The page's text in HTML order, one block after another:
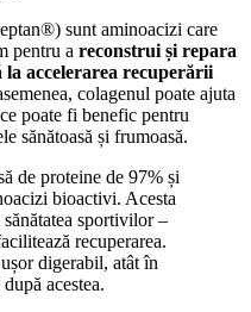
sunt aminoacizi care
pentru a reconstrui și repara
la accelerarea recuperării
colagenul poate ajuta
poate fi benefic pentru
sănătoasă și frumoasă.
de proteine ​​de 97% și
bioactivi. Acesta
sportivilor –
recuperarea.
digerabil, atât în
acestea.